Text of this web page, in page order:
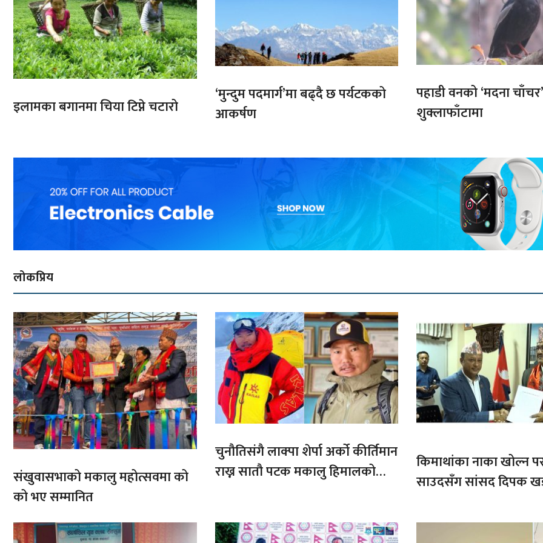
इलामका बगानमा चिया टिप्ने चटारो
‘मुन्दुम पदमार्ग’मा बढ्दै छ पर्यटकको
आकर्षण
पहाडी वनको ‘मदना चाँचर’
शुक्लाफाँटामा
लोकप्रिय
संखुवासभाको मकालु महोत्सवमा को
को भए सम्मानित
चुनौतिसंगै लाक्पा शेर्पा अर्को कीर्तिमान
राख्न सातौ पटक मकालु हिमालको
किमाथांका नाका खोल्न
साउदसँग सांसद दिपक